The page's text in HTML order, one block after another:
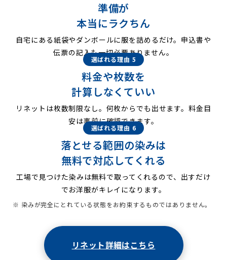
準備が
本当にラクちん
自宅にある紙袋やダンボールに服を詰めるだけ。申込書や
伝票の記入も一切必要ありません。
選ばれる理由 5
料金や枚数を
計算しなくていい
リネットは枚数制限なし。何枚からでも出せます。料金目
安は事前に確認できます。
選ばれる理由 6
落とせる範囲の染みは
無料で対応してくれる
工場で見つけた染みは無料で取ってくれるので、出すだけ
でお洋服がキレイになります。
※ 染みが完全にとれている状態をお約束するものではありません。
リネット詳細はこちら